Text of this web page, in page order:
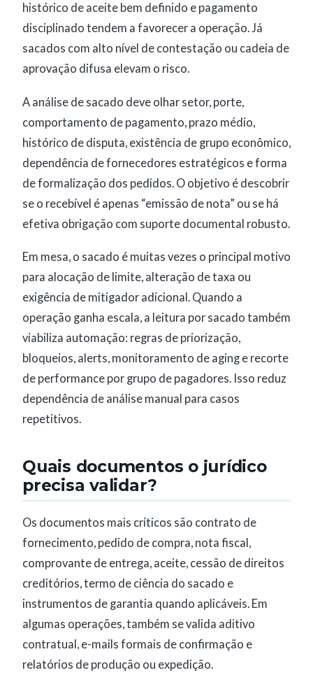
histórico de aceite bem definido e pagamento
disciplinado tendem a favorecer a operação. Já
sacados com alto nível de contestação ou cadeia de
aprovação difusa elevam o risco.
A análise de sacado deve olhar setor, porte,
comportamento de pagamento, prazo médio,
histórico de disputa, existência de grupo econômico,
dependência de fornecedores estratégicos e forma
de formalização dos pedidos. O objetivo é descobrir
se o recebível é apenas “emissão de nota” ou se há
efetiva obrigação com suporte documental robusto.
Em mesa, o sacado é muitas vezes o principal motivo
para alocação de limite, alteração de taxa ou
exigência de mitigador adicional. Quando a
operação ganha escala, a leitura por sacado também
viabiliza automação: regras de priorização,
bloqueios, alerts, monitoramento de aging e recorte
de performance por grupo de pagadores. Isso reduz
dependência de análise manual para casos
repetitivos.
Quais documentos o jurídico
precisa validar?
Os documentos mais críticos são contrato de
fornecimento, pedido de compra, nota fiscal,
comprovante de entrega, aceite, cessão de direitos
creditórios, termo de ciência do sacado e
instrumentos de garantia quando aplicáveis. Em
algumas operações, também se valida aditivo
contratual, e-mails formais de confirmação e
relatórios de produção ou expedição.